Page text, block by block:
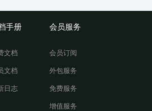
手册
文档
文档
日志
会员服务
会员订阅
外包服务
免费服务
增值服务